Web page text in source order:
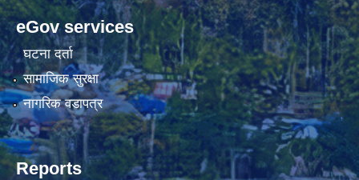
eGov services
घटना दर्ता
सामाजिक सुरक्षा
नागरिक वडापत्र
Reports